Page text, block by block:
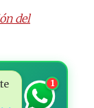
del
1